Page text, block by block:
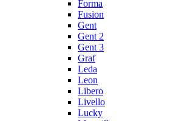
Forma
Fusion
Gent
Gent 2
Gent 3
Graf
Leda
Leon
Libero
Livello
Lucky